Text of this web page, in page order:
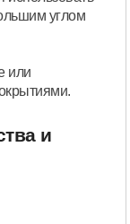
углом
или
и